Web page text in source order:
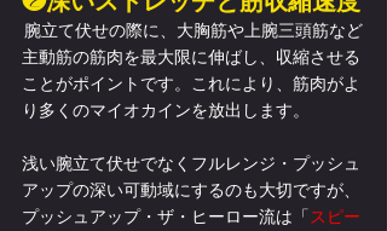
主動筋の筋肉を最大限に伸ばし、収縮させる
ことがポイントです。これにより、筋肉がよ
り多くのマイオカインを放出します。
浅い腕立て伏せでなくフルレンジ・プッシュ
アップの深い可動域にするのも大切ですが、
プッシュアップ・ザ・ヒーロー流は「スピー